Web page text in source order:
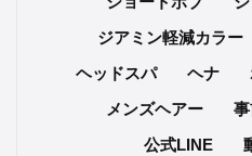
ジアミン軽減カラー
ヘッドスパ
ヘナ
メンズヘアー
公式LINE